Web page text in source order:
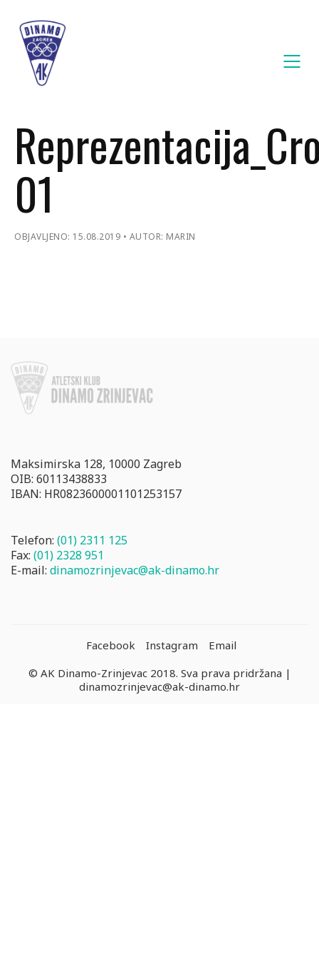
01
OBJAVLJENO: 15.08.2019 AUTOR: MARIN
Maksimirska 128, 10000 Zagreb
OIB: 60113438833
IBAN: HR0823600001101253157
Telefon: (01) 2311 125
Fax: (01) 2328 951
E-mail: dinamozrinjevac@ak-dinamo.hr
Facebook Instagram
Email
© AK Dinamo-Zrinjevac 2018. Sva prava pridržana |
dinamozrinjevac@ak-dinamo.hr